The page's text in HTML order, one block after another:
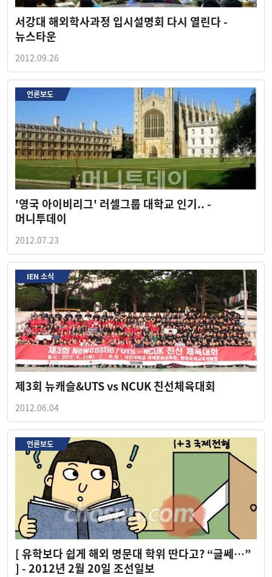
서강대 해외학사과정 입시설명회 다시 열린다 -
뉴스타운
2012.09.26
언론보도
'영국 아이비리그' 러셀그룹 대학교 인기.. -
머니투데이
2012.07.23
IEN 소식
제3회 뉴캐슬&UTS vs NCUK 친선체육대회
2012.06.04
언론보도
[ 유학보다 쉽게 해외 명문대 학위 딴다고? “글쎄…”
] - 2012년 2월 20일 조선일보